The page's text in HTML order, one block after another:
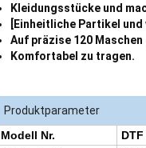
Kleidungsstücke und
[Einheitliche Partikel
Auf präzise 120
Komfortabel zu tragen.
Produktparameter
Modell Nr.